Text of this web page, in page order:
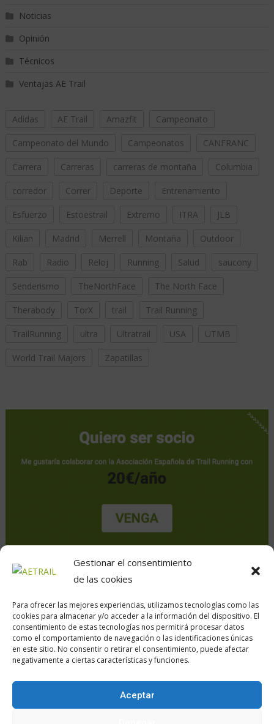
Gestionar el consentimiento
de las cookies
Para ofrecer las mejores experiencias, utilizamos tecnologías como las
cookies para almacenar y/o acceder a la información del dispositivo. El
consentimiento de estas tecnologías nos permitirá procesar datos
como el comportamiento de navegación o las identificaciones únicas
en este sitio. No consentir o retirar el consentimiento, puede afectar
negativamente a ciertas características y funciones.
Aceptar
Noticias
Opinión
Técnicos
Ventajas AE Trail
Adidas AE Trail Amazfit Campeonato
Campeonato del Mundo Campeonatos CANFRANC
Carrera Carreras carreras de montaña Columbia
corredor Correr Deporte Entrenamiento
Esfuerzo Estoestrail Extremo ITRA JLB
Kilian Madrid Merrell Montaña Outdoor
Rab Radio Reloj Running Salud saucony
Senderismo TheNorthFace The North Face
Therabody TorX trail Trail Running
TrailRunning ultra Ultratrail USA UTMB
World Trail Majors Zapatillas
Calle Daoiz, 12, Madrid